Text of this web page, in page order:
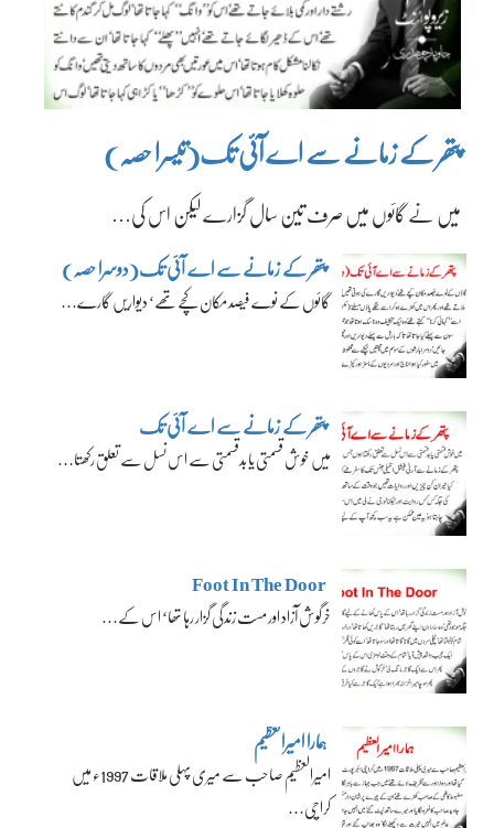
پتھر کے زمانے سے اے آئی تک(تیسرا حصہ)
میں نے گائوں میں صرف تین سال گزارے لیکن اس کی…
پتھر کے زمانے سے اے آئی تک(دوسرا حصہ)
گائوں کے نوے فیصد مکان کچے تھے‘ دیواریں گارے…
پتھر کے زمانے سے اے آئی تک
میں خوش قسمتی یا بدقسمتی سے اس نسل سے تعلق رکھتا…
Foot In The Door
خرگوش آزاد اور مست زندگی گزار رہا تھا‘ اس کے…
ہمارا امیرالعظیم
امیرالعظیم صاحب سے میری پہلی ملاقات 1997ء میں
کراچی…